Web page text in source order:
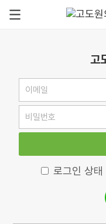
고
로그인 상태